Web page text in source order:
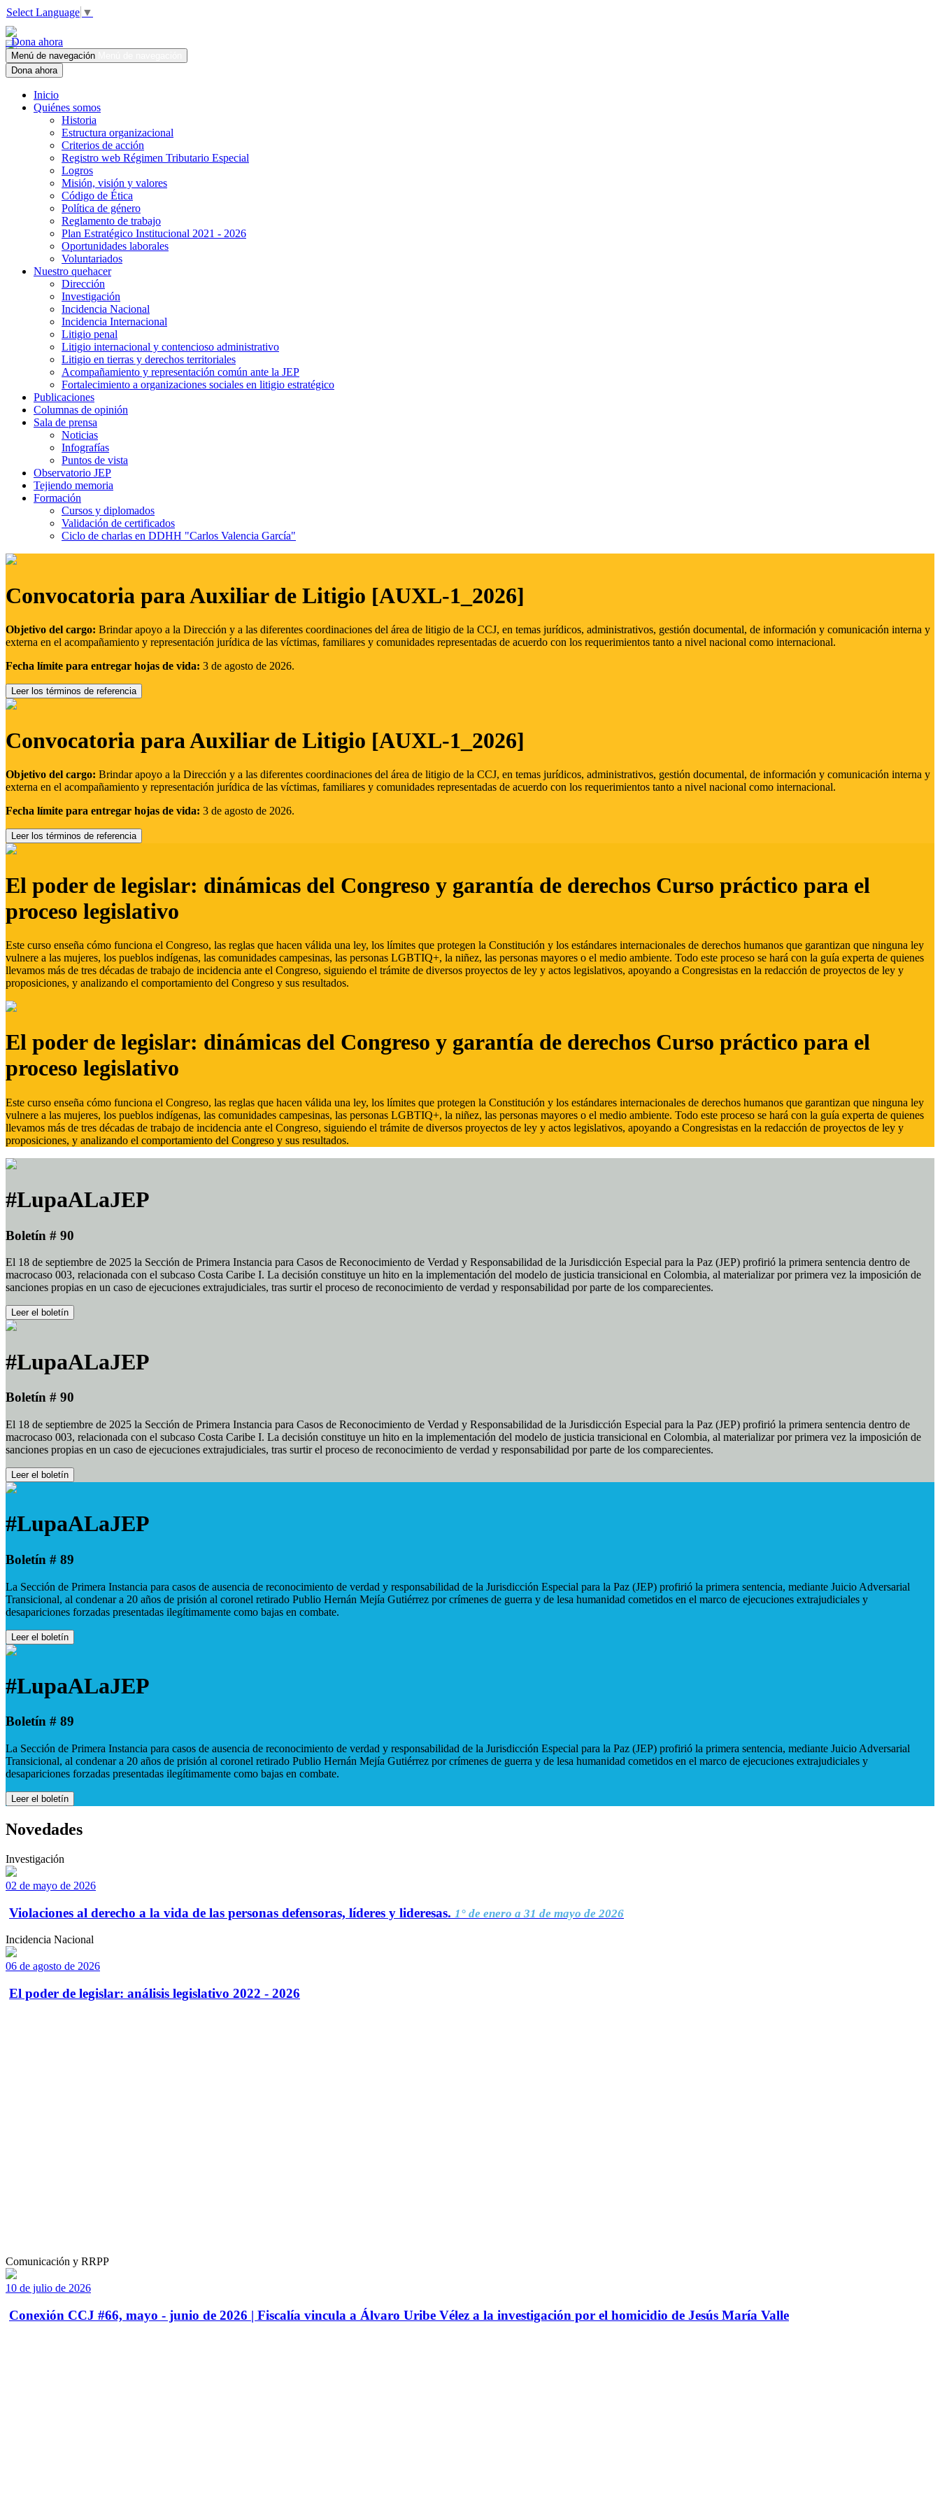
Select Language ▼
Dona ahora
Menú de navegación
Dona ahora
Inicio
Quiénes somos
Historia
Estructura organizacional
Criterios de acción
Registro web Régimen Tributario Especial
Logros
Misión, visión y valores
Código de Ética
Política de género
Reglamento de trabajo
Plan Estratégico Institucional 2021 - 2026
Oportunidades laborales
Voluntariados
Nuestro quehacer
Dirección
Investigación
Incidencia Nacional
Incidencia Internacional
Litigio penal
Litigio internacional y contencioso administrativo
Litigio en tierras y derechos territoriales
Acompañamiento y representación común ante la JEP
Fortalecimiento a organizaciones sociales en litigio estratégico
Publicaciones
Columnas de opinión
Sala de prensa
Noticias
Infografías
Puntos de vista
Observatorio JEP
Tejiendo memoria
Formación
Cursos y diplomados
Validación de certificados
Ciclo de charlas en DDHH "Carlos Valencia García"
Convocatoria para Auxiliar de Litigio [AUXL-1_2026]
Objetivo del cargo: Brindar apoyo a la Dirección y a las diferentes coordinaciones del área de litigio de la CCJ, en temas jurídicos, administrativos, gestión documental, de información y comunicación interna y
externa en el acompañamiento y representación jurídica de las víctimas, familiares y comunidades representadas de acuerdo con los requerimientos tanto a nivel nacional como internacional.
Fecha límite para entregar hojas de vida: 3 de agosto de 2026.
Leer los términos de referencia
Convocatoria para Auxiliar de Litigio [AUXL-1_2026]
Objetivo del cargo: Brindar apoyo a la Dirección y a las diferentes coordinaciones del área de litigio de la CCJ, en temas jurídicos, administrativos, gestión documental, de información y comunicación interna y
externa en el acompañamiento y representación jurídica de las víctimas, familiares y comunidades representadas de acuerdo con los requerimientos tanto a nivel nacional como internacional.
Fecha límite para entregar hojas de vida: 3 de agosto de 2026.
Leer los términos de referencia
El poder de legislar: dinámicas del Congreso y garantía de derechos Curso práctico para el
proceso legislativo
Este curso enseña cómo funciona el Congreso, las reglas que hacen válida una ley, los límites que protegen la Constitución y los estándares internacionales de derechos humanos que garantizan que ninguna ley
vulnere a las mujeres, los pueblos indígenas, las comunidades campesinas, las personas LGBTIQ+, la niñez, las personas mayores o el medio ambiente. Todo este proceso se hará con la guía experta de quienes
llevamos más de tres décadas de trabajo de incidencia ante el Congreso, siguiendo el trámite de diversos proyectos de ley y actos legislativos, apoyando a Congresistas en la redacción de proyectos de ley y
proposiciones, y analizando el comportamiento del Congreso y sus resultados.
El poder de legislar: dinámicas del Congreso y garantía de derechos Curso práctico para el
proceso legislativo
Este curso enseña cómo funciona el Congreso, las reglas que hacen válida una ley, los límites que protegen la Constitución y los estándares internacionales de derechos humanos que garantizan que ninguna ley
vulnere a las mujeres, los pueblos indígenas, las comunidades campesinas, las personas LGBTIQ+, la niñez, las personas mayores o el medio ambiente. Todo este proceso se hará con la guía experta de quienes
llevamos más de tres décadas de trabajo de incidencia ante el Congreso, siguiendo el trámite de diversos proyectos de ley y actos legislativos, apoyando a Congresistas en la redacción de proyectos de ley y
proposiciones, y analizando el comportamiento del Congreso y sus resultados.
#LupaALaJEP
Boletín # 90
El 18 de septiembre de 2025 la Sección de Primera Instancia para Casos de Reconocimiento de Verdad y Responsabilidad de la Jurisdicción Especial para la Paz (JEP) profirió la primera sentencia dentro de
macrocaso 003, relacionada con el subcaso Costa Caribe I. La decisión constituye un hito en la implementación del modelo de justicia transicional en Colombia, al materializar por primera vez la imposición de
sanciones propias en un caso de ejecuciones extrajudiciales, tras surtir el proceso de reconocimiento de verdad y responsabilidad por parte de los comparecientes.
Leer el boletín
#LupaALaJEP
Boletín # 90
El 18 de septiembre de 2025 la Sección de Primera Instancia para Casos de Reconocimiento de Verdad y Responsabilidad de la Jurisdicción Especial para la Paz (JEP) profirió la primera sentencia dentro de
macrocaso 003, relacionada con el subcaso Costa Caribe I. La decisión constituye un hito en la implementación del modelo de justicia transicional en Colombia, al materializar por primera vez la imposición de
sanciones propias en un caso de ejecuciones extrajudiciales, tras surtir el proceso de reconocimiento de verdad y responsabilidad por parte de los comparecientes.
Leer el boletín
#LupaALaJEP
Boletín # 89
La Sección de Primera Instancia para casos de ausencia de reconocimiento de verdad y responsabilidad de la Jurisdicción Especial para la Paz (JEP) profirió la primera sentencia, mediante Juicio Adversarial
Transicional, al condenar a 20 años de prisión al coronel retirado Publio Hernán Mejía Gutiérrez por crímenes de guerra y de lesa humanidad cometidos en el marco de ejecuciones extrajudiciales y
desapariciones forzadas presentadas ilegítimamente como bajas en combate.
Leer el boletín
#LupaALaJEP
Boletín # 89
La Sección de Primera Instancia para casos de ausencia de reconocimiento de verdad y responsabilidad de la Jurisdicción Especial para la Paz (JEP) profirió la primera sentencia, mediante Juicio Adversarial
Transicional, al condenar a 20 años de prisión al coronel retirado Publio Hernán Mejía Gutiérrez por crímenes de guerra y de lesa humanidad cometidos en el marco de ejecuciones extrajudiciales y
desapariciones forzadas presentadas ilegítimamente como bajas en combate.
Leer el boletín
Novedades
Investigación
02 de mayo de 2026
Violaciones al derecho a la vida de las personas defensoras, líderes y lideresas. 1° de enero a 31 de mayo de 2026
Incidencia Nacional
06 de agosto de 2026
El poder de legislar: análisis legislativo 2022 - 2026
Comunicación y RRPP
10 de julio de 2026
Conexión CCJ #66, mayo - junio de 2026 | Fiscalía vincula a Álvaro Uribe Vélez a la investigación por el homicidio de Jesús María Valle